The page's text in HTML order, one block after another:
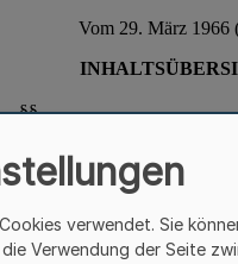
verwendet. Sie
Verwendung der Seite